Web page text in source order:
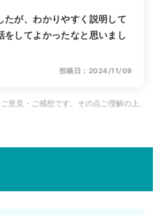
が、わかりやすく説明して
をしてよかったなと思いまし
投稿日：2024/11/09
意見・ご感想です。その点ご理解の上、